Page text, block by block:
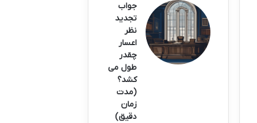
جواب
تجدید
نظر
اعسار
چقدر
طول می
کشد؟
(مدت
زمان
دقیق)